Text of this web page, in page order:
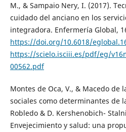
M., & Sampaio Nery, I. (2017).
cuidado del anciano en los
integradora. Enfermería Global,
https://doi.org/10.6018/
https://scielo.isciii.es/pdf/eg/
00562.pdf
Montes de Oca, V., & Macedo de
sociales como determinantes de
Robledo & D. Kershenobich-
Envejecimiento y salud: una